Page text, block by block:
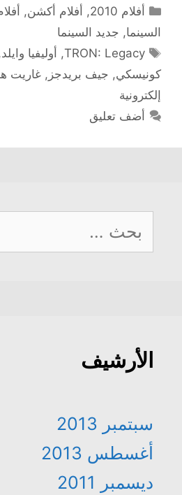
التصنيفات
أفلام 2010 , أفلام أكشن,
السينما, جديد السينما
الوسوم
TRON: Legacy
, أوليفيا وايلد,
كونيسكي, جيف بريدجز , غاريت
إلكترونية
أضف تعليق
عن:
الأرشيف
سبتمبر 2013
أغسطس 2013
ديسمبر 2011